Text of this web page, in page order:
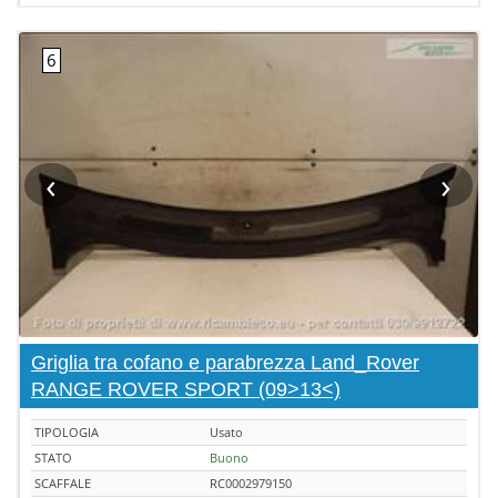
‹ ›
Griglia tra cofano e parabrezza Land_Rover
RANGE ROVER SPORT (09>13<)
TIPOLOGIA
Usato
STATO
Buono
SCAFFALE
RC0002979150